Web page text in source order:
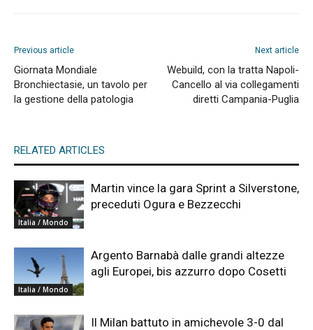
Previous article
Giornata Mondiale
Bronchiectasie, un tavolo per
la gestione della patologia
Next article
Webuild, con la tratta Napoli-
Cancello al via collegamenti
diretti Campania-Puglia
RELATED ARTICLES
Italia / Mondo
Martin vince la gara Sprint a Silverstone,
preceduti Ogura e Bezzecchi
Italia / Mondo
Argento Barnabà dalle grandi altezze
agli Europei, bis azzurro dopo Cosetti
Il Milan battuto in amichevole 3-0 dal